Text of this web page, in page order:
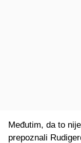
Međutim, da to
prepoznali